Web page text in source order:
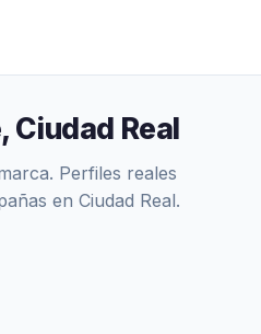
Ciudad Real
Perfiles reales
en Ciudad Real.